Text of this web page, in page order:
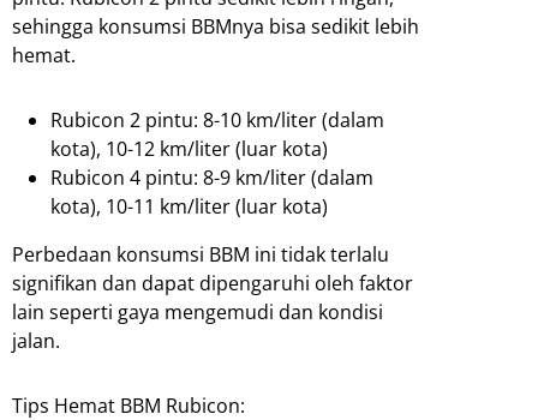
sehingga konsumsi BBMnya bisa sedikit lebih
hemat.
Rubicon 2 pintu: 8-10 km/liter (dalam
kota), 10-12 km/liter (luar kota)
Rubicon 4 pintu: 8-9 km/liter (dalam
kota), 10-11 km/liter (luar kota)
Perbedaan konsumsi BBM ini tidak terlalu
signifikan dan dapat dipengaruhi oleh faktor
lain seperti gaya mengemudi dan kondisi
jalan.
Tips Hemat BBM Rubicon: